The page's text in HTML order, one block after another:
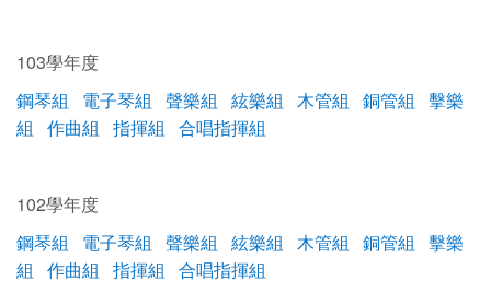
103學年度
鋼琴組
電子琴組 聲樂組 絃樂組 木管組 銅管組
擊樂
組
作曲組 指揮組 合唱指揮組
102學年度
鋼琴組
電子琴組 聲樂組 絃樂組 木管組 銅管組
擊樂
組
作曲組 指揮組 合唱指揮組